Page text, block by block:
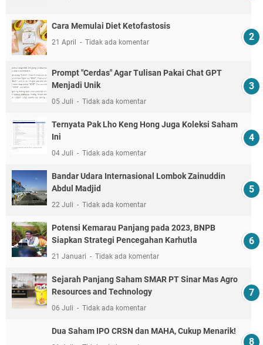
Cara Memulai Diet Ketofastosis
21 April Tidak ada komentar
Prompt "Cerdas" Agar Tulisan Pakai Chat GPT
Menjadi Unik
05 Juli Tidak ada komentar
Ternyata Pak Lho Keng Hong Juga Koleksi Saham
Ini
04 Juli Tidak ada komentar
Bandar Udara Internasional Lombok Zainuddin
Abdul Madjid
22 Juli Tidak ada komentar
Potensi Kemarau Panjang pada 2023, BNPB
Siapkan Strategi Pencegahan Karhutla
21 Januari Tidak ada komentar
Sejarah Panjang Saham SMAR PT Sinar Mas Agro
Resources and Technology
06 Juli Tidak ada komentar
Dua Saham IPO CRSN dan MAHA, Cukup Menarik!